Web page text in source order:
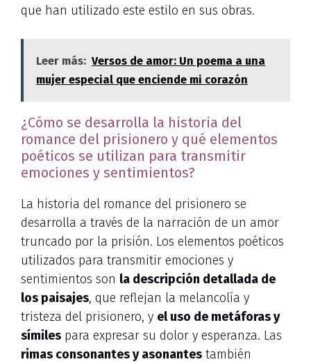
que han utilizado este estilo en sus obras.
Leer más: Versos de amor: Un poema a una
mujer especial que enciende mi corazón
¿Cómo se desarrolla la historia del
romance del prisionero y qué elementos
poéticos se utilizan para transmitir
emociones y sentimientos?
La historia del romance del prisionero se
desarrolla a través de la narración de un amor
truncado por la prisión. Los elementos poéticos
utilizados para transmitir emociones y
sentimientos son la descripción detallada de
los paisajes, que reflejan la melancolía y
tristeza del prisionero, y el uso de metáforas y
símiles para expresar su dolor y esperanza. Las
rimas consonantes y asonantes también